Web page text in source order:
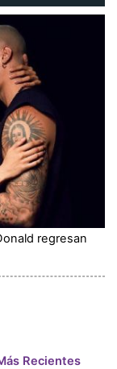
regresan
Recientes